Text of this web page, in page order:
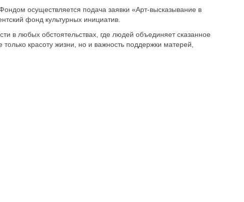
осуществляется подача заявки «Арт-высказывание в
фонд культурных инициатив.
в любых обстоятельствах, где людей объединяет сказанное
красоту жизни, но и важность поддержки матерей,